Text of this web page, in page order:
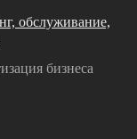
обслуживание,
бизнеса